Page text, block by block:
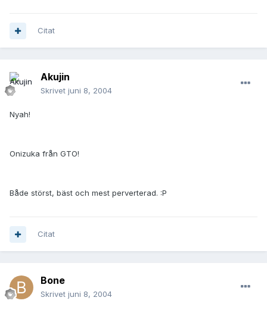
Citat
Akujin
Skrivet juni 8, 2004
Nyah!
Onizuka från GTO!
Både störst, bäst och mest perverterad. :P
Citat
Bone
Skrivet juni 8, 2004